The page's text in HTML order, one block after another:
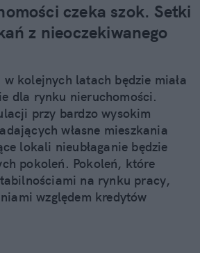
czeka szok. Setki
z nieoczekiwanego
kolejnych latach będzie miała
dla rynku nieruchomości.
przy bardzo wysokim
własne mieszkania
lokali nieubłaganie będzie
pokoleń. Pokoleń, które
na rynku pracy,
względem kredytów